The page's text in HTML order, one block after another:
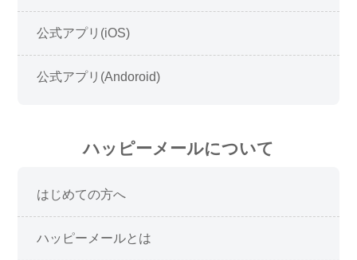
公式アプリ(iOS)
公式アプリ(Andoroid)
ハッピーメールについて
はじめての方へ
ハッピーメールとは